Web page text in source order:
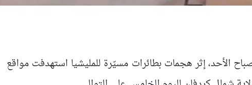
الأحد، إثر هجمات بطائرات مسيّرة للمليشيا استهدفت مواقع